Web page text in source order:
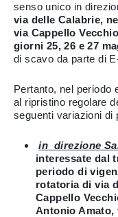
senso unico in
via delle Calabrie,
via Cappello
giorni 25, 26 e 27
di scavo da parte di
Pertanto, nel periodo
al ripristino regolare
seguenti variazioni di
in direzione
interessate dal
periodo di
rotatoria di via
Cappello
Antonio Amato,